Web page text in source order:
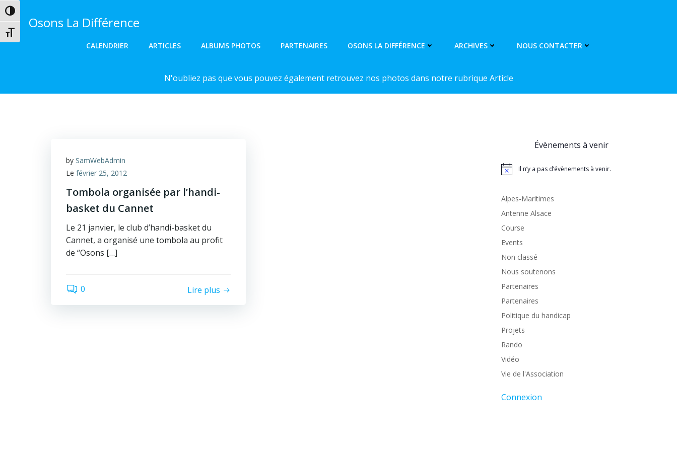
Passer en contraste élevé
Changer la taille de la police
Aller
au
contenuOsons La Différence
CALENDRIER ARTICLES ALBUMS PHOTOS PARTENAIRES OSONS LA DIFFÉRENCE ARCHIVES NOUS CONTACTER
N'oubliez pas que vous pouvez également retrouvez nos photos dans notre rubrique Article
by SamWebAdmin
Le février 25, 2012
Tombola organisée par l’handi-
basket du Cannet
Le 21 janvier, le club d’handi-basket du
Cannet, a organisé une tombola au profit
de “Osons […]
0 Lire plus
Évènements à venir
NoticeIl n’y a pas d’évènements à venir.
Alpes-Maritimes
Antenne Alsace
Course
Events
Non classé
Nous soutenons
Partenaires
Partenaires
Politique du handicap
Projets
Rando
Vidéo
Vie de l'Association
Connexion